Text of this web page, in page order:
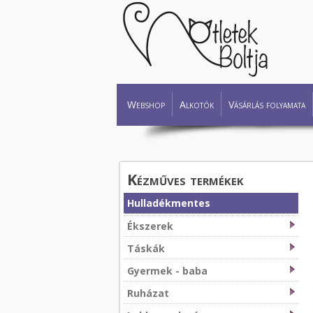
Webshop Alkotók Vásárlás folyamata
Kézműves termékek
Hulladékmentes
Ékszerek
Táskák
Gyermek - baba
Ruházat